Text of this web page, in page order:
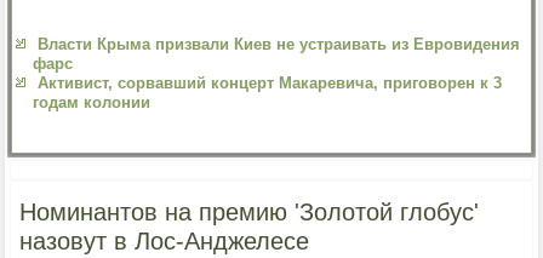
Власти Крыма призвали Киев не устраивать из Евровидения
фарс
Активист, сорвавший концерт Макаревича, приговорен к 3
годам колонии
Номинантов на премию 'Золотой глобус'
назовут в Лос-Анджелесе